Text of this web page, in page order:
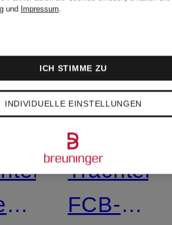
FCB-
und Impressum.
INDIVIDUELLE EINSTELLUNGEN
ICH STIMME ZU